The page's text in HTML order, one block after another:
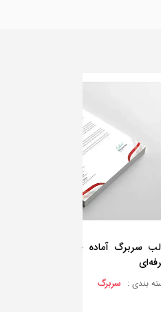
سربرگ آماده چاپ با طراحی
بندی : سربرگ